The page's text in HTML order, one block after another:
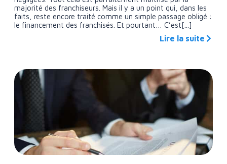
majorité des franchiseurs. Mais il y a un point qui, dans les
faits, reste encore traité comme un simple passage obligé :
le financement des franchisés. Et pourtant… C’est[...]
Lire la suite